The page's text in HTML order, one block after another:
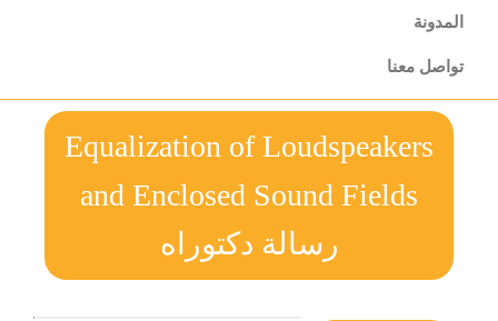
المدونة
تواصل معنا
Equalization of Loudspeakers
and Enclosed Sound Fields
رسالة دكتوراه